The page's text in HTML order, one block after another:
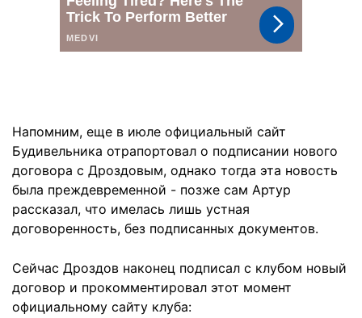
Напомним, еще в июле официальный сайт
Будивельника отрапортовал о подписании нового
договора с Дроздовым, однако тогда эта новость
была преждевременной - позже сам Артур
рассказал, что имелась лишь устная
договоренность, без подписанных документов.
Сейчас Дроздов наконец подписал с клубом новый
договор и прокомментировал этот момент
официальному сайту клуба: